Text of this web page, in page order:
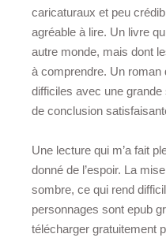
caricaturaux et peu
agréable à lire. Un livre
autre monde, mais dont
à comprendre. Un roman
difficiles avec une
de conclusion
Une lecture qui m’a fait
donné de l’espoir. La
sombre, ce qui rend
personnages sont epub
télécharger gratuitement